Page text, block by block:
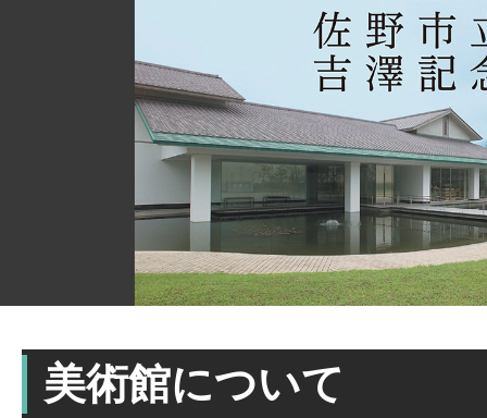
美術館について